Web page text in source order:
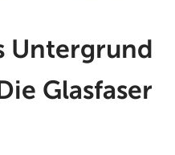
Untergrund
Glasfaser